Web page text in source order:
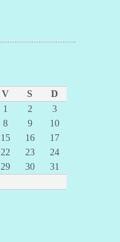
V S D
1 2
3
8 9
10
15 16
17
22 23
24
29 30 31